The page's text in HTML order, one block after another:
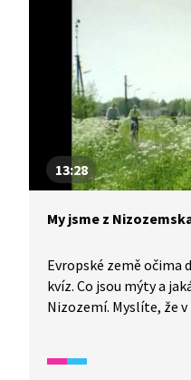
13:28
My jsme z
Evropské země očima
kvíz. Co jsou mýty a
Nizozemí. Myslíte, že
část země níž než